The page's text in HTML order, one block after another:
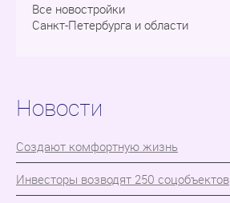
Все новостройки
Санкт-Петербурга и области
Новости
Cоздают комфортную жизнь
Инвесторы возводят 250 соцобъектов